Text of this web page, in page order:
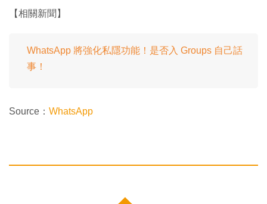
【相關新聞】
WhatsApp 將強化私隱功能！是否入 Groups 自己話
事！
Source： WhatsApp